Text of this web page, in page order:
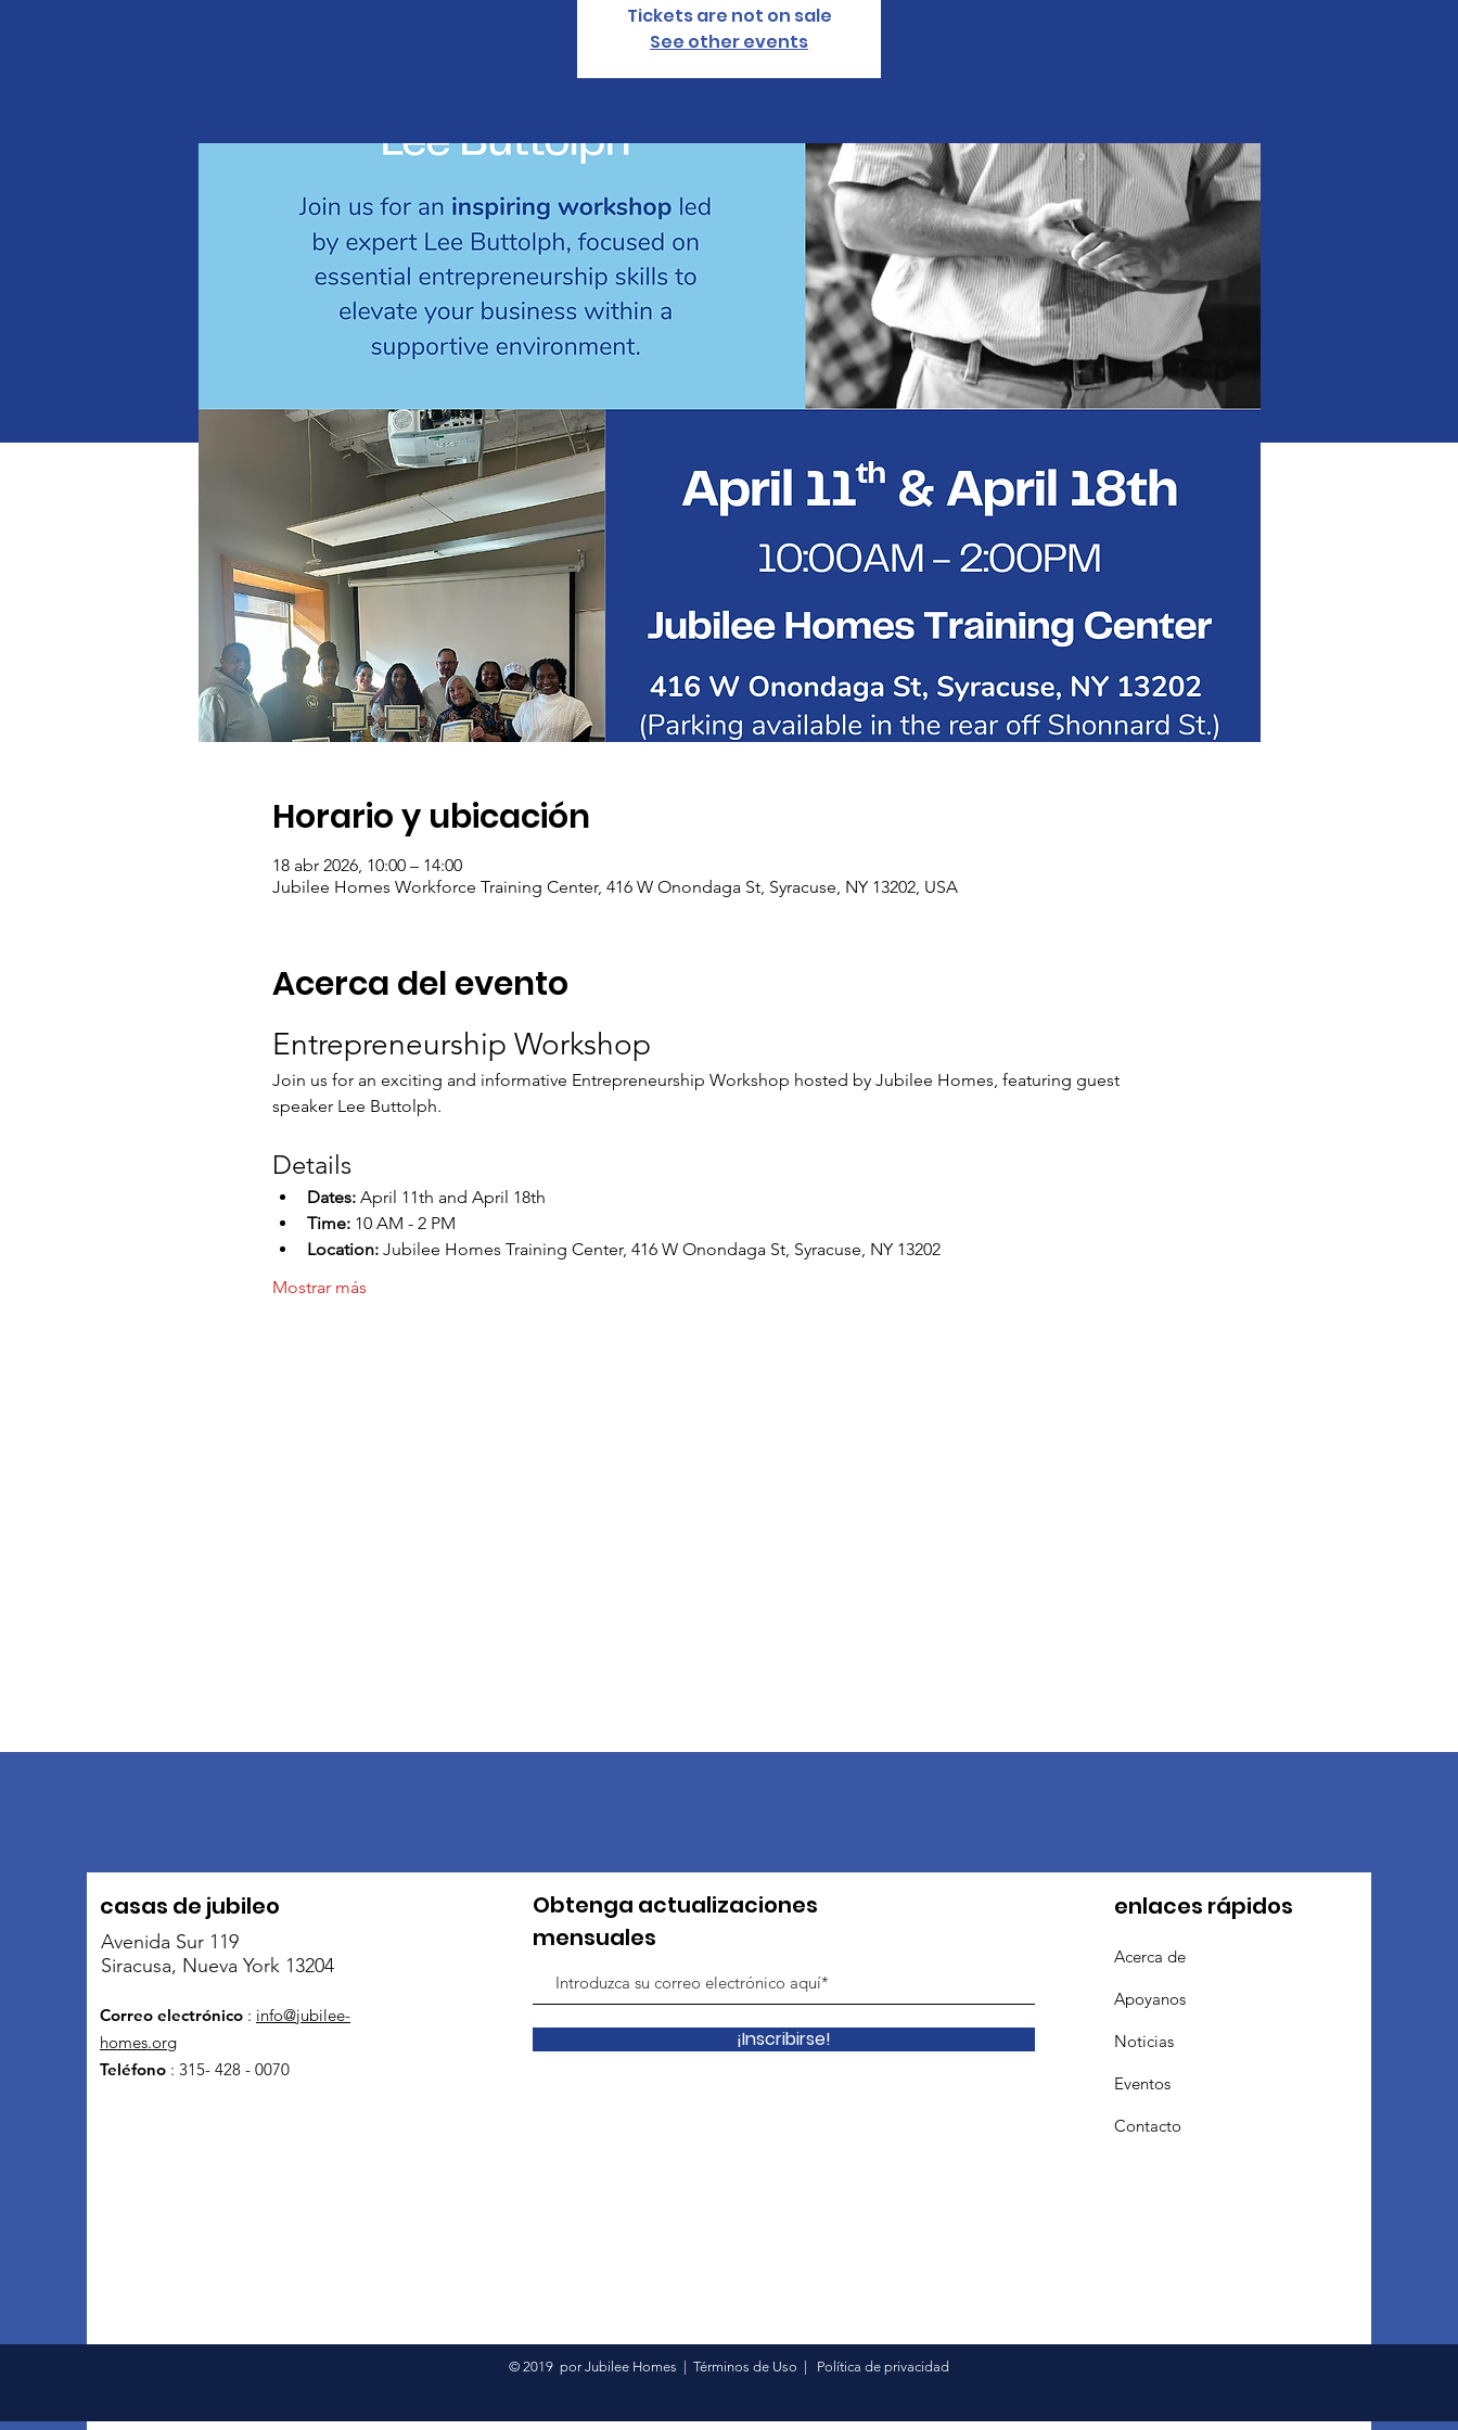
Tickets are not on sale
See other events
Horario y ubicación
18 abr 2026, 10:00 – 14:00
Jubilee Homes Workforce Training Center, 416 W Onondaga St, Syracuse, NY 13202, USA
Acerca del evento
Entrepreneurship Workshop
Join us for an exciting and informative Entrepreneurship Workshop hosted by Jubilee Homes, featuring guest
speaker Lee Buttolph.
Details
Dates: April 11th and April 18th
Time: 10 AM - 2 PM
Location: Jubilee Homes Training Center, 416 W Onondaga St, Syracuse, NY 13202
Mostrar más
casas de jubileo
Avenida Sur 119
Siracusa, Nueva York 13204
Correo electrónico : info@jubilee-
homes.org
Teléfono : 315- 428 - 0070
Obtenga actualizaciones
mensuales
¡Inscribirse!
enlaces rápidos
Acerca de
Apoyanos
Noticias
Eventos
Contacto
© 2019 por Jubilee Homes Términos de Uso Política de privacidad